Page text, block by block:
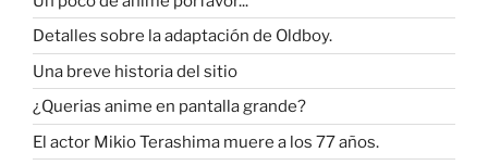
Detalles sobre la adaptación de Oldboy.
Una breve historia del sitio
¿Querias anime en pantalla grande?
El actor Mikio Terashima muere a los 77 años.